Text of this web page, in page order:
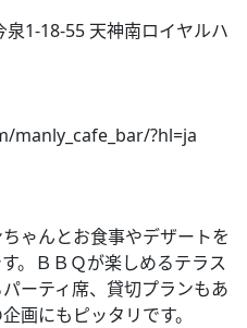
1-18-55 天神南ロイヤルハ
?hl=ja
ゃんとお食事やデザートを
。ＢＢＱが楽しめるテラス
ーティ席、貸切プランもあ
画にもピッタリです。